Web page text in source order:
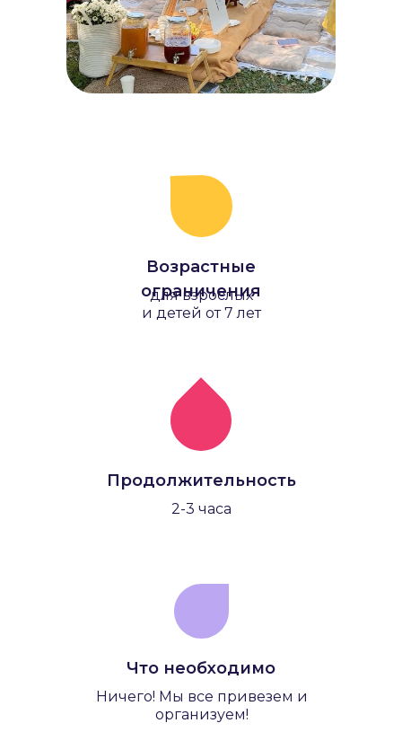
Продолжительность
2-3 часа
Возрастные
ограничения
для взрослых
и детей от 7 лет
Что необходимо
Ничего! Мы все привезем и
организуем!